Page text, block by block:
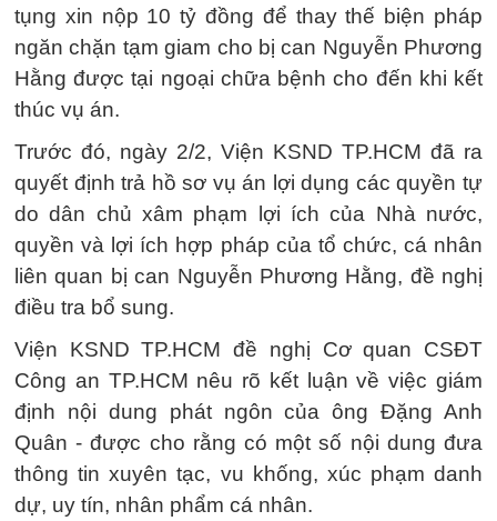
tụng xin nộp 10 tỷ đồng để thay thế biện pháp
ngăn chặn tạm giam cho bị can Nguyễn Phương
Hằng được tại ngoại chữa bệnh cho đến khi kết
thúc vụ án.
Trước đó, ngày 2/2, Viện KSND TP.HCM đã ra
quyết định trả hồ sơ vụ án lợi dụng các quyền tự
do dân chủ xâm phạm lợi ích của Nhà nước,
quyền và lợi ích hợp pháp của tổ chức, cá nhân
liên quan bị can Nguyễn Phương Hằng, đề nghị
điều tra bổ sung.
Viện KSND TP.HCM đề nghị Cơ quan CSĐT
Công an TP.HCM nêu rõ kết luận về việc giám
định nội dung phát ngôn của ông Đặng Anh
Quân - được cho rằng có một số nội dung đưa
thông tin xuyên tạc, vu khống, xúc phạm danh
dự, uy tín, nhân phẩm cá nhân.